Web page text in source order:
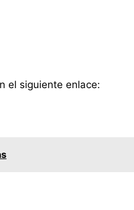
el siguiente enlace: